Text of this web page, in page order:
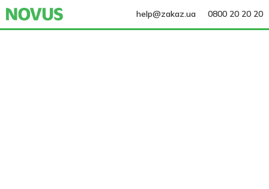
help@zakaz.ua 0800 20 20 20